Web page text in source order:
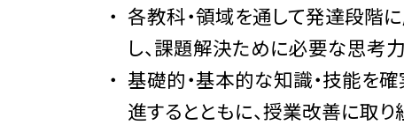
各教科・領域を通して発達段階
し、課題解決ために必要な思考
基礎的・基本的な知識・技能を
進するとともに、授業改善に取り